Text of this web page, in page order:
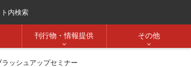
内検索
刊行物・情報提供 その他
ッシュアップセミナー